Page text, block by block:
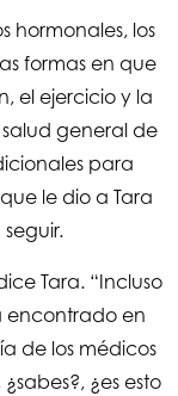
hormonales, los
formas en que
el ejercicio y la
general de
para
le dio a Tara
Tara. “Incluso
encontrado en
de los médicos
¿es esto